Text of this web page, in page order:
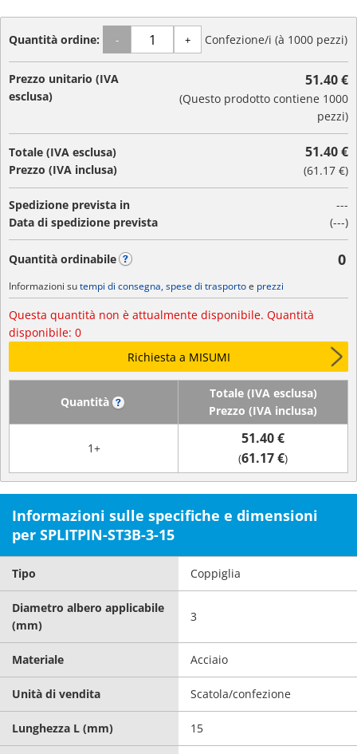
Quantità ordine: - + Confezione/i (à 1000 pezzi)
Prezzo unitario (IVA
esclusa)
51.40 €
(Questo prodotto contiene 1000
pezzi)
Totale (IVA esclusa)
Prezzo (IVA inclusa)
51.40 €
(61.17 €)
Spedizione prevista in
Data di spedizione prevista
---
(---)
Quantità ordinabile 0
Informazioni sutempi di consegna, spese di trasportoe prezzi
Questa quantità non è attualmente disponibile. Quantità
disponibile: 0
Richiesta a MISUMI
Quantità
Totale (IVA esclusa)
Prezzo (IVA inclusa)
1+
51.40 €
(61.17 €)
Informazioni sulle specifiche e dimensioni
per SPLITPIN-ST3B-3-15
Tipo Coppiglia
Diametro albero applicabile
(mm)
3
Materiale Acciaio
Unità di vendita Scatola/confezione
Lunghezza L (mm) 15